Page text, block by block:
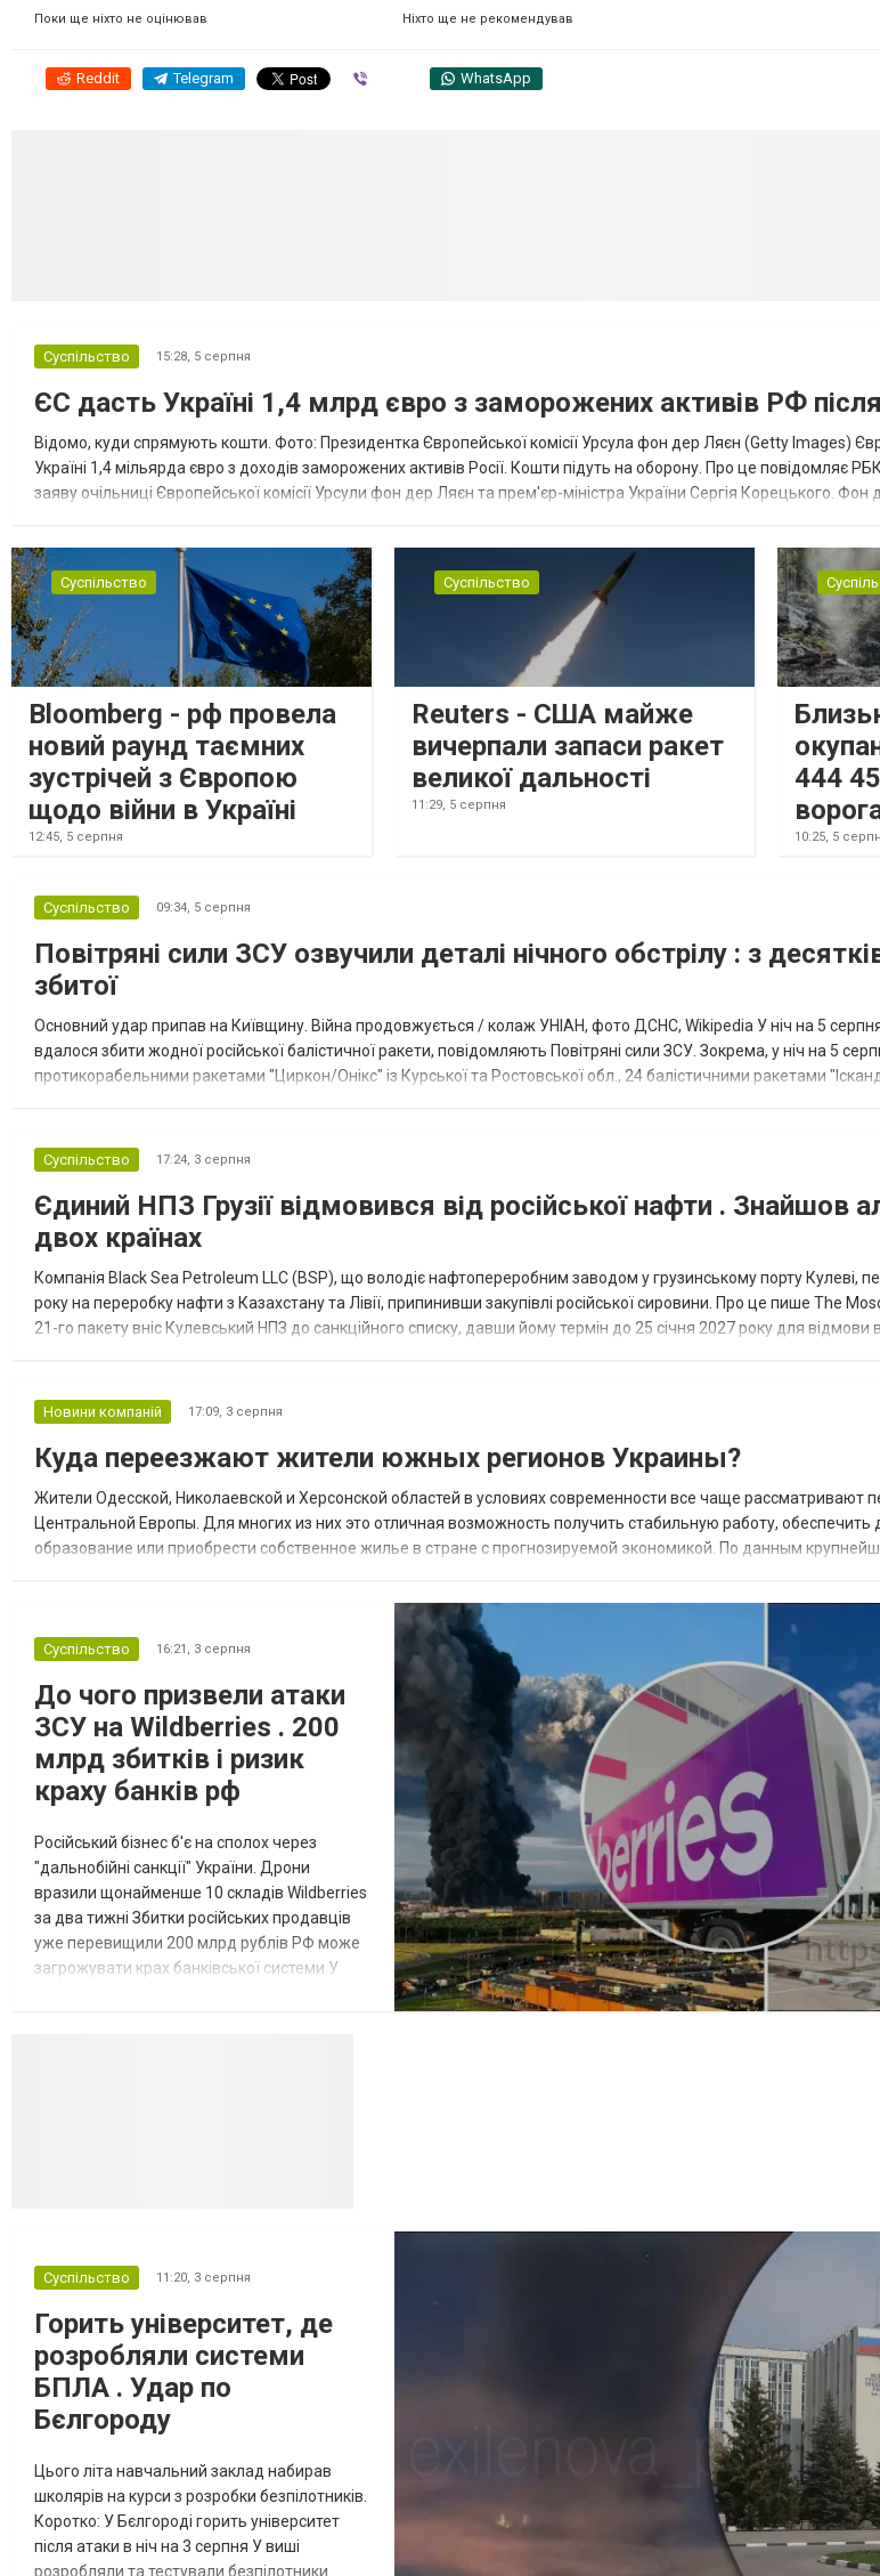
Поки ще ніхто не оцінював Ніхто ще не рекомендував
Reddit Telegram WhatsApp
Суспільство 15:28, 5 серпня
ЄС дасть Україні 1,4 млрд євро з заморожених активів РФ після
Відомо, куди спрямують кошти. Фото: Президентка Європейської комісії Урсула фон дер Ляєн (Getty Images)
Україні 1,4 мільярда євро з доходів заморожених активів Росії. Кошти підуть на оборону. Про це повідомляє
заяву очільниці Європейської комісії Урсули фон дер Ляєн та прем'єр-міністра України Сергія Корецького.
Суспільство
Bloomberg - рф провела
новий раунд таємних
зустрічей з Європою
щодо війни в Україні
12:45, 5 серпня
Суспільство
Reuters - США майже
вичерпали запаси ракет
великої дальності
11:29, 5 серпня
444
10:25, 5
Суспільство 09:34, 5 серпня
Повітряні сили ЗСУ озвучили деталі нічного обстрілу : з
збитої
Основний удар припав на Київщину. Війна продовжується / колаж УНІАН, фото ДСНС, Wikipedia У ніч на 5
вдалося збити жодної російської балістичної ракети, повідомляють Повітряні сили ЗСУ. Зокрема, у ніч на 5
протикорабельними ракетами "Циркон/Онікс" із Курської та Ростовської обл., 24 балістичними ракетами
Суспільство 17:24, 3 серпня
Єдиний НПЗ Грузії відмовився від російської нафти . Знайшов
двох країнах
Компанія Black Sea Petroleum LLC (BSP), що володіє нафтопереробним заводом у грузинському порту Кулеві,
року на переробку нафти з Казахстану та Лівії, припинивши закупівлі російської сировини. Про це пише The
21-го пакету вніс Кулевський НПЗ до санкційного списку, давши йому термін до 25 січня 2027 року для відмови
Новини компаній 17:09, 3 серпня
Куда переезжают жители южных регионов Украины?
Жители Одесской, Николаевской и Херсонской областей в условиях современности все чаще рассматривают
Центральной Европы. Для многих из них это отличная возможность получить стабильную работу, обеспечить
образование или приобрести собственное жилье в стране с прогнозируемой экономикой. По данным
Суспільство 16:21, 3 серпня
До чого призвели атаки
ЗСУ на Wildberries . 200
млрд збитків і ризик
краху банків рф
Російський бізнес б'є на сполох через
"дальнобійні санкції" України. Дрони
вразили щонайменше 10 складів Wildberries
за два тижні Збитки російських продавців
уже перевищили 200 млрд рублів РФ може
загрожувати крах банківської системи У
Суспільство 11:20, 3 серпня
Горить університет, де
розробляли системи
БПЛА . Удар по
Бєлгороду
Цього літа навчальний заклад набирав
школярів на курси з розробки безпілотників.
Коротко: У Бєлгороді горить університет
після атаки в ніч на 3 серпня У виші
розробляли та тестували безпілотники